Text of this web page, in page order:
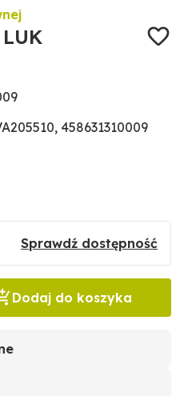
458631310009
Sprawdź dostępność
Dodaj do koszyka